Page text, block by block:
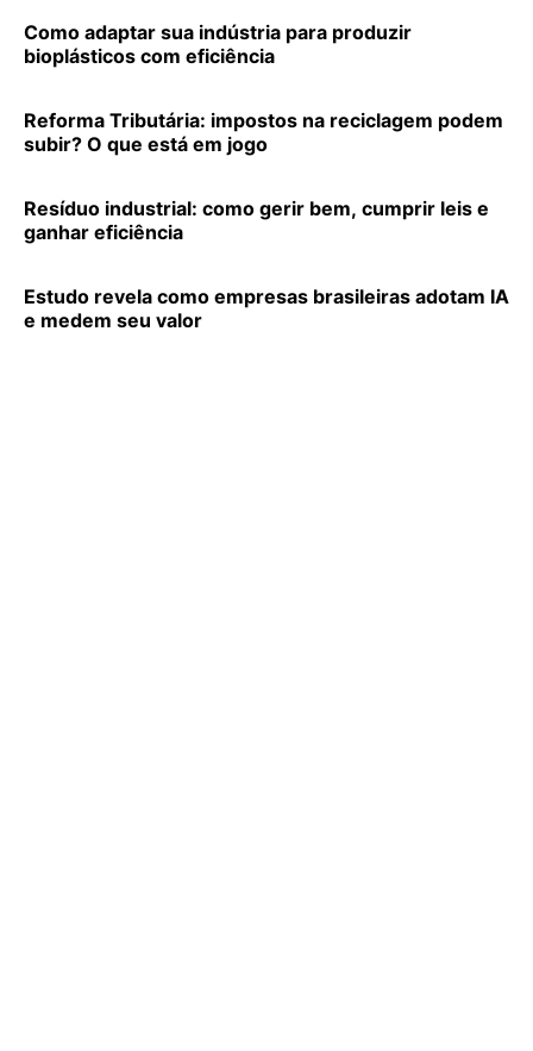
Como adaptar sua indústria para produzir
bioplásticos com eficiência
Reforma Tributária: impostos na reciclagem podem
subir? O que está em jogo
Resíduo industrial: como gerir bem, cumprir leis e
ganhar eficiência
Estudo revela como empresas brasileiras adotam IA
e medem seu valor